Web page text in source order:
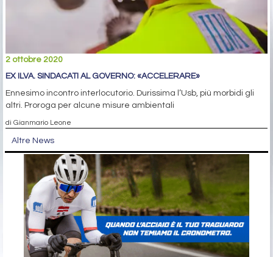
2 ottobre 2020
EX ILVA. SINDACATI AL GOVERNO: «ACCELERARE»
Ennesimo incontro interlocutorio. Durissima l’Usb, più morbidi gli
altri. Proroga per alcune misure ambientali
di Gianmario Leone
Altre News